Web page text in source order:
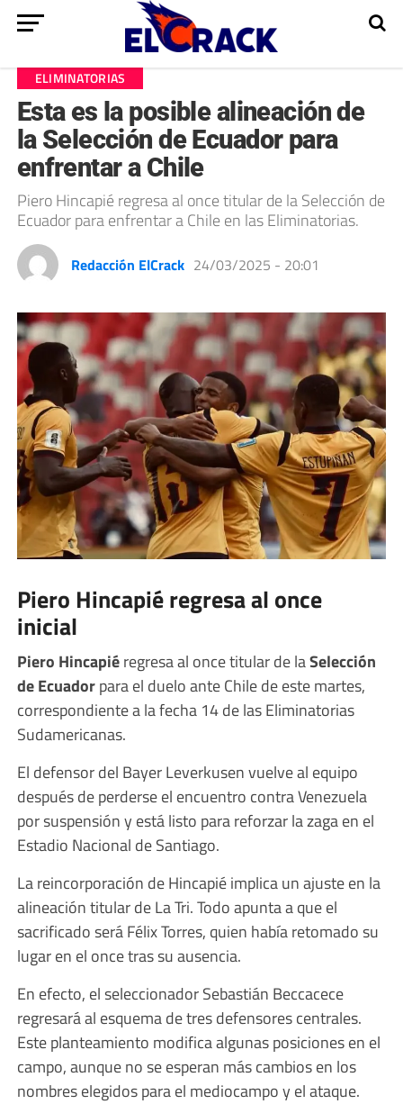
ELIMINATORIAS
Esta es la posible alineación de
la Selección de Ecuador para
enfrentar a Chile
Piero Hincapié regresa al once titular de la Selección de
Ecuador para enfrentar a Chile en las Eliminatorias.
Redacción ElCrack 24/03/2025 - 20:01
Piero Hincapié regresa al once
inicial
Piero Hincapiéregresa al once titular de laSelección
de Ecuadorpara el duelo ante Chile de este martes,
correspondiente a la fecha 14 de las Eliminatorias
Sudamericanas.
El defensor del Bayer Leverkusen vuelve al equipo
después de perderse el encuentro contra Venezuela
por suspensión y está listo para reforzar la zaga en el
Estadio Nacional de Santiago.
La reincorporación de Hincapié implica un ajuste en la
alineación titular de La Tri. Todo apunta a que el
sacrificado será Félix Torres, quien había retomado su
lugar en el once tras su ausencia.
En efecto, el seleccionador Sebastián Beccacece
regresará al esquema de tres defensores centrales.
Este planteamiento modifica algunas posiciones en el
campo, aunque no se esperan más cambios en los
nombres elegidos para el mediocampo y el ataque.